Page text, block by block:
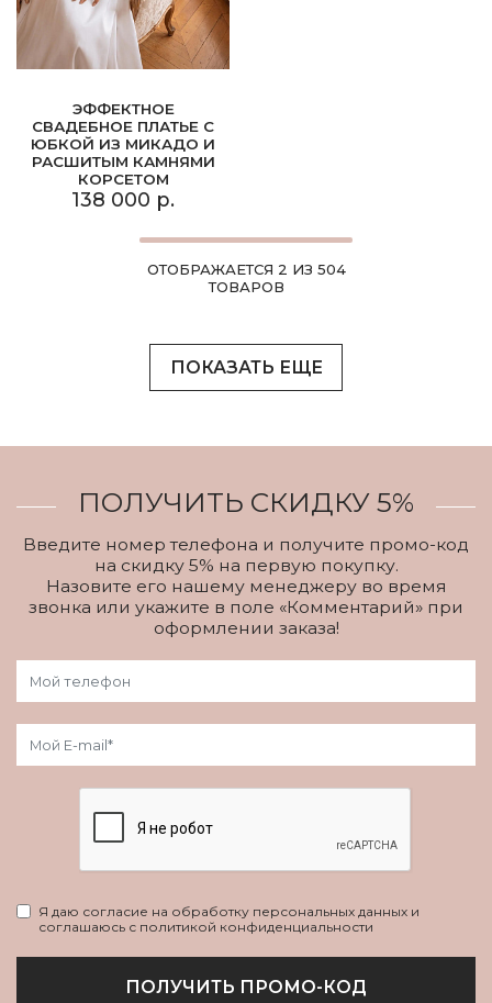
ЭФФЕКТНОЕ
СВАДЕБНОЕ ПЛАТЬЕ С
ЮБКОЙ ИЗ МИКАДО И
РАСШИТЫМ КАМНЯМИ
КОРСЕТОМ
138 000 р.
ОТОБРАЖАЕТСЯ 2 ИЗ 504
ТОВАРОВ
ПОКАЗАТЬ ЕЩЕ
ПОЛУЧИТЬ СКИДКУ 5%
Введите номер телефона и получите промо-код
на скидку 5% на первую покупку.
Назовите его нашему менеджеру во время
звонка или укажите в поле «Комментарий» при
оформлении заказа!
Я даю согласие на обработку персональных данных и
соглашаюсь с политикой конфиденциальности
ПОЛУЧИТЬ ПРОМО-КОД